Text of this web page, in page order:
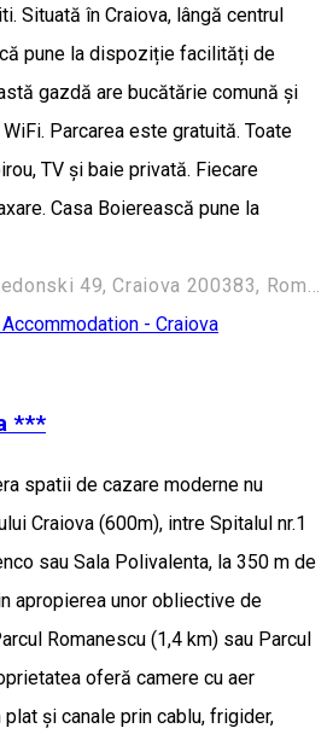
Situată în Craiova, lângă centrul
pune la dispoziție facilități de
gazdă are bucătărie comună și
Parcarea este gratuită. Toate
TV și baie privată. Fiecare
Casa Boierească pune la
Accommodation - Craiova
***
spatii de cazare moderne nu
Craiova (600m), intre Spitalul nr.1
sau Sala Polivalenta, la 350 m de
apropierea unor obliective de
Romanescu (1,4 km) sau Parcul
oferă camere cu aer
și canale prin cablu, frigider,